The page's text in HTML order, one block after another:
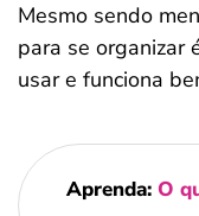
Mesmo sendo
para se organizar
usar e funciona
Aprenda: O